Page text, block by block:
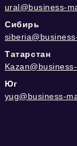
ural@business-
Сибирь
Татарстан
Юг
yug@business-